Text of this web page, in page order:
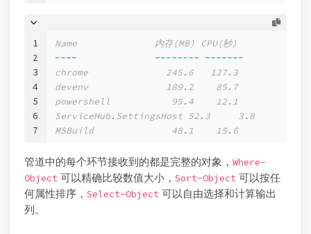
1
2
3
4
5
6
7
Name              内存(MB) CPU(秒)
----
-------- -------
chrome              245. 6   127. 3
devenv              189. 2    85. 7
powershell           95. 4    12. 1
ServiceHub. SettingsHost 52. 3     3. 8
MSBuild              48. 1    15. 6
管道中的每个环节接收到的都是完整的对象， Where-
Object 可以精确比较数值大小， Sort-Object 可以按任
何属性排序， Select-Object 可以自由选择和计算输出
列。